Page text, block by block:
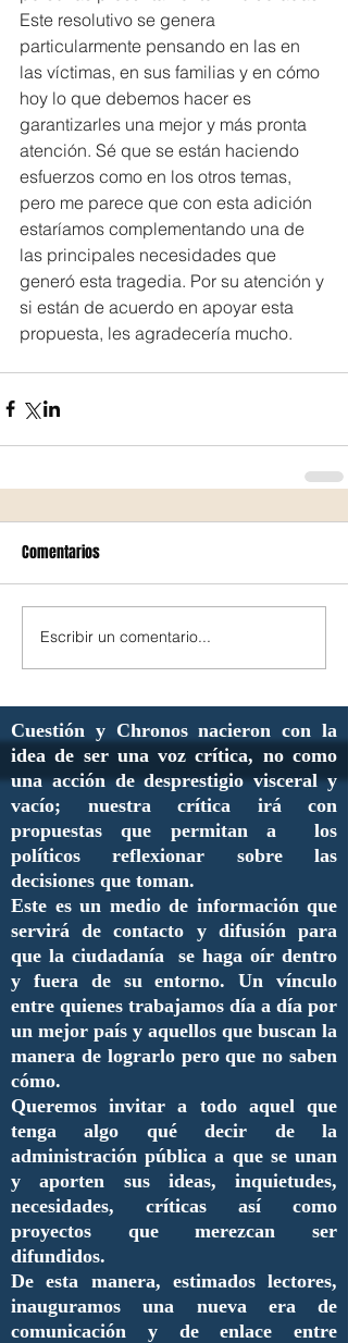
Este resolutivo se genera
particularmente pensando en las en
las víctimas, en sus familias y en cómo
hoy lo que debemos hacer es
garantizarles una mejor y más pronta
atención. Sé que se están haciendo
esfuerzos como en los otros temas,
pero me parece que con esta adición
estaríamos complementando una de
las principales necesidades que
generó esta tragedia. Por su atención y
si están de acuerdo en apoyar esta
propuesta, les agradecería mucho.
Comentarios
Escribir un comentario...
Cuestión y Chronos nacieron con la
idea de ser una voz crítica, no como
una acción de desprestigio visceral y
vacío; nuestra crítica irá con
propuestas que permitan a los
políticos reflexionar sobre las
decisiones que toman.
Este es un medio de información que
servirá de contacto y difusión para
que la ciudadanía se haga oír dentro
y fuera de su entorno. Un vínculo
entre quienes trabajamos día a día por
un mejor país y aquellos que buscan la
manera de lograrlo pero que no saben
cómo.
Queremos invitar a todo aquel que
tenga algo qué decir de la
administración pública a que se unan
y aporten sus ideas, inquietudes,
necesidades, críticas así como
proyectos que merezcan ser
difundidos.
De esta manera, estimados lectores,
inauguramos una nueva era de
comunicación y de enlace entre